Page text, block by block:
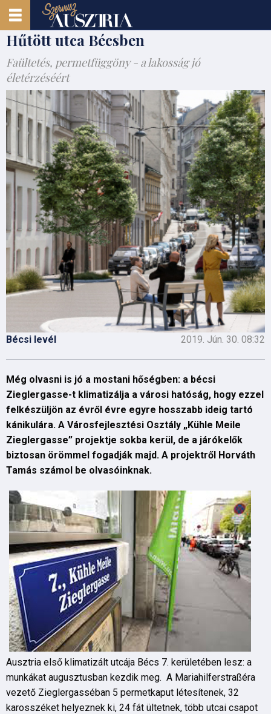
Hűtött utca Bécsben
Faültetés, permetfüggöny - a lakosság jó
életérzéséért
Bécsi levél 2019. Jún. 30. 08:32
Még olvasni is jó a mostani hőségben: a bécsi
Zieglergasse-t klimatizálja a városi hatóság, hogy ezzel
felkészüljön az évről évre egyre hosszabb ideig tartó
kánikulára. A Városfejlesztési Osztály „Kühle Meile
Zieglergasse” projektje sokba kerül, de a járókelők
biztosan örömmel fogadják majd. A projektről Horváth
Tamás számol be olvasóinknak.
Ausztria első klimatizált utcája Bécs 7. kerületében lesz: a
munkákat augusztusban kezdik meg. A Mariahilferstraßéra
vezető Zieglergasséban 5 permetkaput létesítenek, 32
karosszéket helyeznek ki, 24 fát ültetnek, több utcai csapot